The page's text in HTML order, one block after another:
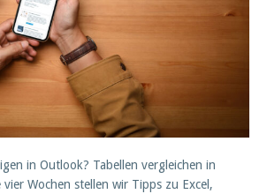
in Outlook? Tabellen vergleichen in
vier Wochen stellen wir Tipps zu Excel,